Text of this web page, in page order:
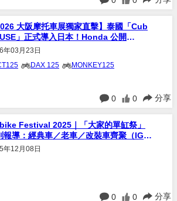
大阪摩托車展獨家直擊】泰國「Cub
」正式導入日本！Honda 公開
、Dax125、Monkey125 三台 4-Mini
改裝示範車
年03月23日
0 0 分享
Festival 2025｜「大家的單缸祭」
報導：經典車／老車／改裝車齊聚（IG：
なの単気筒）
年12月08日
0 0 分享